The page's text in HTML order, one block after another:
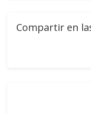
Compartir en